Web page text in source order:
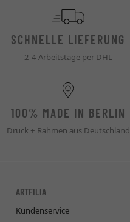
SCHNELLE LIEFERUNG
2-4 Arbeitstage per DHL
100% MADE IN BERLIN
Druck + Rahmen aus Deutschland
ARTFILIA
Kundenservice